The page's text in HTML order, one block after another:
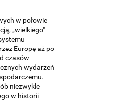
w połowie
„wielkiego"
Europę aż po
czasów
wydarzeń
niezwykle
w historii